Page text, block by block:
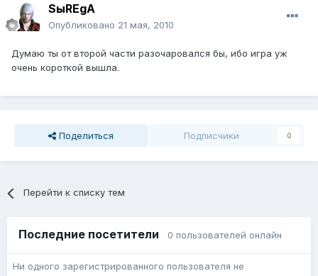
SыREgA
Опубликовано 21 мая, 2010
Думаю ты от второй части разочаровался бы, ибо игра уж
очень короткой вышла.
Поделиться Подписчики 0
Перейти к списку тем
Последние посетители 0 пользователей онлайн
Ни одного зарегистрированного пользователя не